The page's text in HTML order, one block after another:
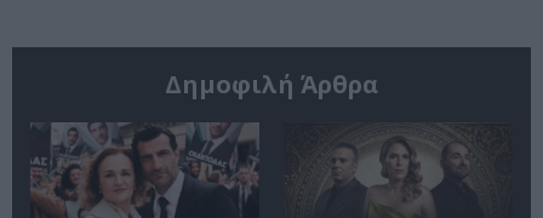
Δημοφιλή Άρθρα